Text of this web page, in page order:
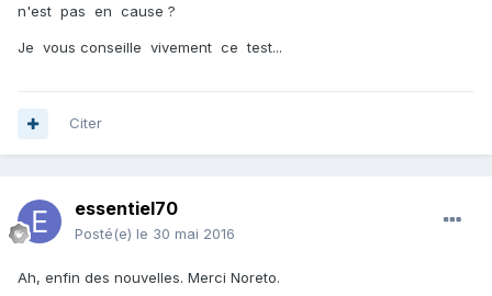
n'est pas en cause ?
Je vous conseille vivement ce test...
Citer
essentiel70
Posté(e) le 30 mai 2016
Ah, enfin des nouvelles. Merci Noreto.